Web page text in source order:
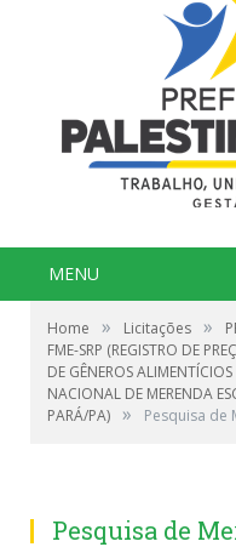
MENU
Home » Licitações »
FME-SRP (REGISTRO DE
DE GÊNEROS
NACIONAL DE MERENDA
PARÁ/PA) » Pesquisa de
Pesquisa de